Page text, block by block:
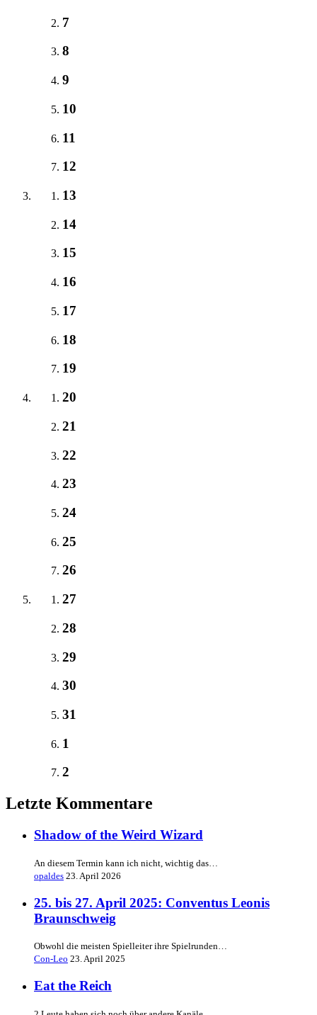
7
8
9
10
11
12
13
14
15
16
17
18
19
20
21
22
23
24
25
26
27
28
29
30
31
1
2
Letzte Kommentare
Shadow of the Weird Wizard
An diesem Termin kann ich nicht, wichtig das…
opaldes 23. April 2026
25. bis 27. April 2025: Conventus Leonis
Braunschweig
Obwohl die meisten Spielleiter ihre Spielrunden…
Con-Leo 23. April 2025
Eat the Reich